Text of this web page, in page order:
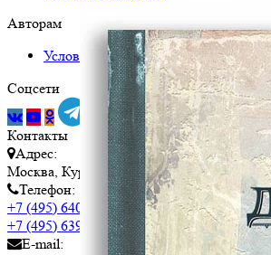
Авторам
Условия сотрудничества
Соцсети
Контакты
Адрес:
Москва, Курсовой пер, дом 17, строение 1
Телефон:
+7 (495) 640-39-36- магазин
+7 (495) 639-93-49- издательство
E-mail: